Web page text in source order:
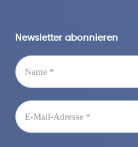
Newsletter abonnieren